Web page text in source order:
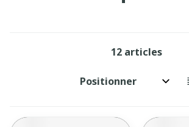
12 articles
Trier par: